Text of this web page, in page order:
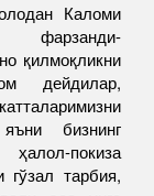
Каломи
фарзанди-
қилмоқликни
дейдилар,
бизнинг
покиза
гўзал тарбия,